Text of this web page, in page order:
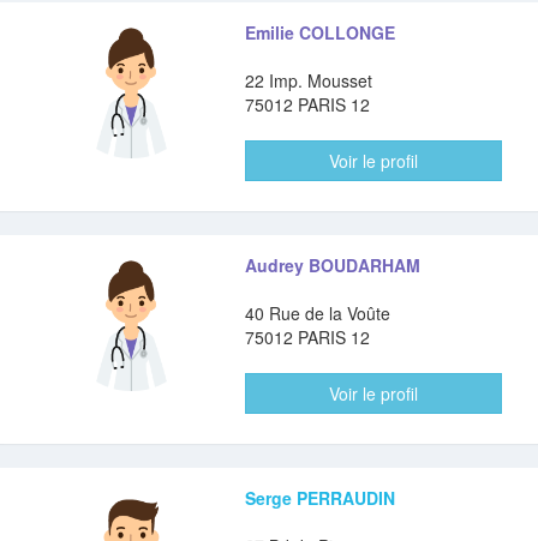
Emilie COLLONGE
22 Imp. Mousset
75012 PARIS 12
Voir le profil
Audrey BOUDARHAM
40 Rue de la Voûte
75012 PARIS 12
Voir le profil
Serge PERRAUDIN